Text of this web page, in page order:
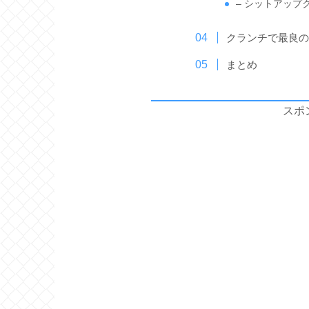
– シットアップ
クランチで最良
まとめ
スポ